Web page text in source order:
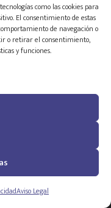
como las cookies para
El consentimiento de estas
de navegación o
o retirar el consentimiento,
y funciones.
Aviso Legal
esas
se movilizará
con
su
tratamiento.
se debe trazar
las personas
que actúan